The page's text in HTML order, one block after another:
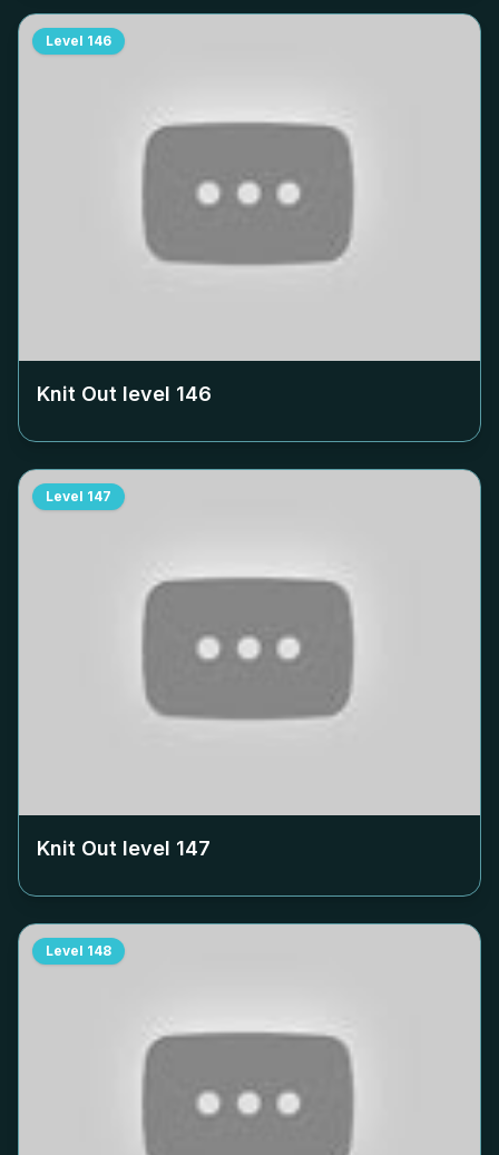
Level 146
Knit Out level 146
Level 147
Knit Out level 147
Level 148